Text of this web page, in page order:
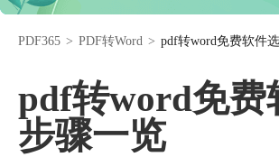
PDF365 > PDF转Word > pdf转word免费软件
pdf转word免费
步骤一览